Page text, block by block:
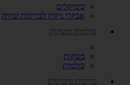
כימיקלים
אביזרי ניקיון לבריכות שחיה
סולמות ומעקות
מעקות
סולמות
בריכות פיברגלס